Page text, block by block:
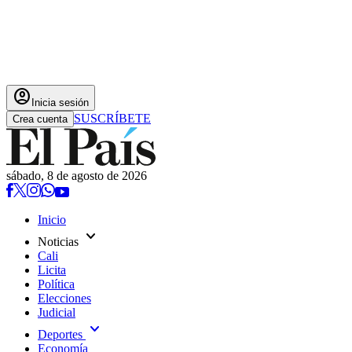
account_circle Inicia sesión
Crea cuenta SUSCRÍBETE
sábado, 8 de agosto de 2026
Inicio
Noticias expand_more
Cali
Licita
Política
Elecciones
Judicial
Deportes expand_more
Economía